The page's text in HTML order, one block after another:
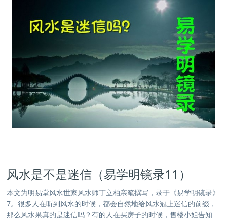
风水是不是迷信（易学明镜录11）
本文为明易堂风水世家风水师丁立柏亲笔撰写，录于《易学明镜录》
7。很多人在听到风水的时候，都会自然地给风水冠上迷信的前缀，
那么风水果真的是迷信吗？有的人在买房子的时候，售楼小姐告知